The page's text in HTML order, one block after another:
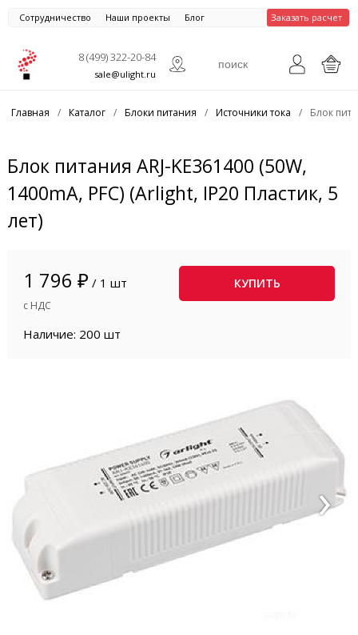
Сотрудничество Наши проекты Блог Заказать расчет
8 (499) 322-20-84
sale@ulight.ru
Главная / Каталог / Блоки питания / Источники тока / Блок
Блок питания ARJ-KE361400 (50W,
1400mA, PFC) (Arlight, IP20 Пластик, 5
лет)
1 796 ₽ / 1 шт
с НДС
КУПИТЬ
Наличие: 200 шт